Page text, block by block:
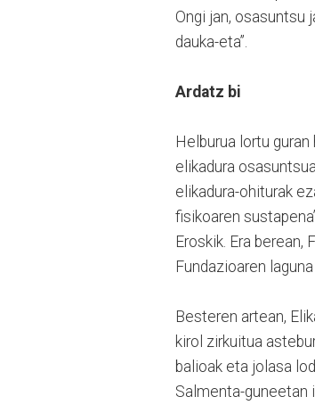
Ongi jan, osasuntsu
dauka-eta”.
Ardatz bi
Helburua lortu
elikadura
elikadura-ohiturak
fisikoaren
Eroskik. Era berean,
Fundazioaren
Besteren artean,
kirol zirkuitua
balioak eta jolasa
Salmenta-guneetan